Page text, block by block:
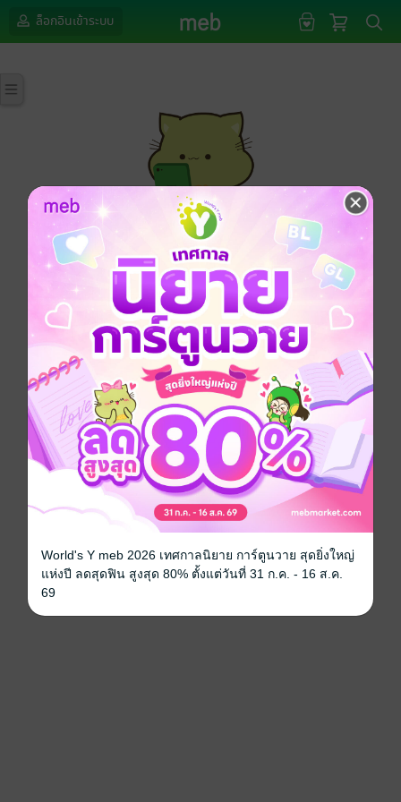
ล็อกอินเข้าระบบ
กรุณาเข้าสู่ระบบก่อนดำเนินรายการด้วยค่ะ
ล็อกอินเข้าระบบ
World's Y meb 2026 เทศกาลนิยาย การ์ตูนวาย สุดยิ่งใหญ่
แห่งปี ลดสุดฟิน สูงสุด 80% ตั้งแต่วันที่ 31 ก.ค. - 16 ส.ค.
69